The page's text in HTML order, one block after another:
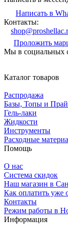
Написать в
Контакты:
Проложить
Мы в социальных
Каталог товаров
Распродажа
Базы, Топы и
Гель-лаки
Жидкости
Инструменты
Расходные
Помощь
О нас
Система скидок
Наш магазин в
Как оплатить уже
Контакты
Режим работы в
Информация